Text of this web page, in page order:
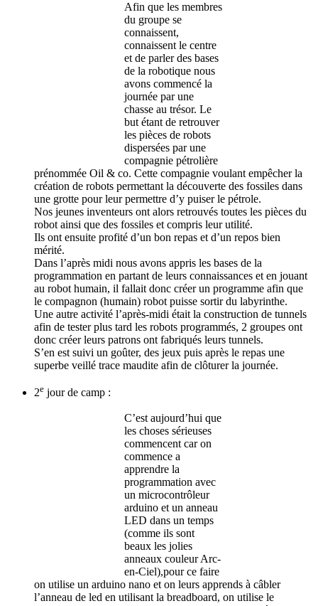
Afin que les membres
du groupe se
connaissent,
connaissent le centre
et de parler des bases
de la robotique nous
avons commencé la
journée par une
chasse au trésor. Le
but étant de retrouver
les pièces de robots
dispersées par une
compagnie pétrolière
prénommée Oil & co. Cette compagnie voulant empêcher la
création de robots permettant la découverte des fossiles dans
une grotte pour leur permettre d’y puiser le pétrole.
Nos jeunes inventeurs ont alors retrouvés toutes les pièces du
robot ainsi que des fossiles et compris leur utilité.
Ils ont ensuite profité d’un bon repas et d’un repos bien
mérité.
Dans l’après midi nous avons appris les bases de la
programmation en partant de leurs connaissances et en jouant
au robot humain, il fallait donc créer un programme afin que
le compagnon (humain) robot puisse sortir du labyrinthe.
Une autre activité l’après-midi était la construction de tunnels
afin de tester plus tard les robots programmés, 2 groupes ont
donc créer leurs patrons ont fabriqués leurs tunnels.
S’en est suivi un goûter, des jeux puis après le repas une
superbe veillé trace maudite afin de clôturer la journée.
2e jour de camp :
C’est aujourd’hui que
les choses sérieuses
commencent car on
commence a
apprendre la
programmation avec
un microcontrôleur
arduino et un anneau
LED dans un temps
(comme ils sont
beaux les jolies
anneaux couleur Arc-
en-Ciel),pour ce faire
on utilise un arduino nano et on leurs apprends à câbler
l’anneau de led en utilisant la breadboard, on utilise le